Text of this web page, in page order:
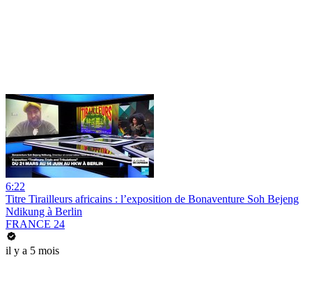
6:22
Titre Tirailleurs africains : l’exposition de Bonaventure Soh Bejeng
Ndikung à Berlin
FRANCE 24
il y a 5 mois